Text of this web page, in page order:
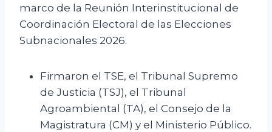
marco de la Reunión Interinstitucional de
Coordinación Electoral de las Elecciones
Subnacionales 2026.
Firmaron el TSE, el Tribunal Supremo
de Justicia (TSJ), el Tribunal
Agroambiental (TA), el Consejo de la
Magistratura (CM) y el Ministerio Público.